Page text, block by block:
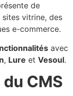
de
vitrine, des
e-commerce.
avec
, Lure et Vesoul.
CMS